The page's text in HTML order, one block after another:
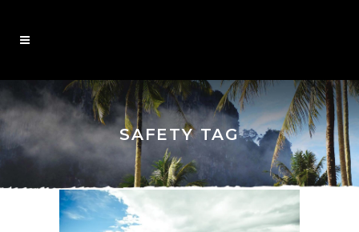
SAFETY TAG